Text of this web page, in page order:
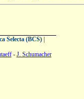
Selecta (BCS)|
- J. Schumacher